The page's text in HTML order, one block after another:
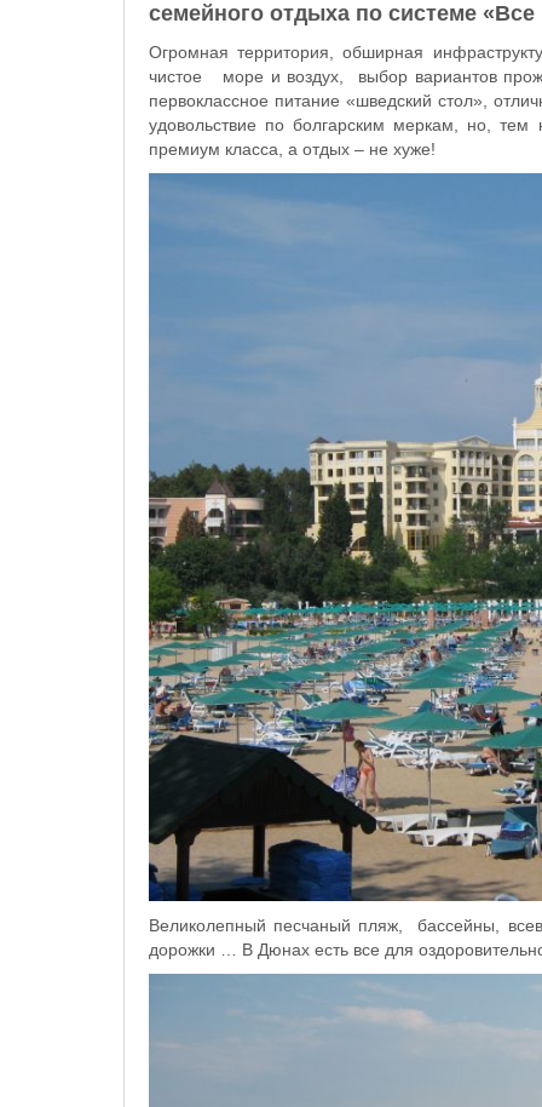
семейного отдыха по системе
Огромная территория, обширная
чистое море и воздух, выбор вариантов
первоклассное питание «шведский стол»,
удовольствие по болгарским меркам, но,
премиум класса, а отдых – не хуже!
Великолепный песчаный пляж, бассейны,
дорожки … В Дюнах есть все для